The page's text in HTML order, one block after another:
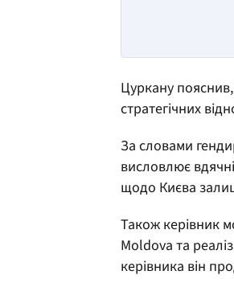
Цуркану
стратегічних
За словами
висловлює
щодо Києва
Також керівник
Moldova та
керівника він